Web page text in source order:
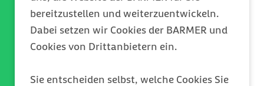
bereitzustellen und weiterzuentwickeln.
Dabei setzen wir Cookies der BARMER und
Cookies von Drittanbietern ein.
Sie entscheiden selbst, welche Cookies Sie
Leitungswassers in etwas
höherer Konzentration.Dennoch
gibt es Situationen, in denen
Regionen mit besonders hartem